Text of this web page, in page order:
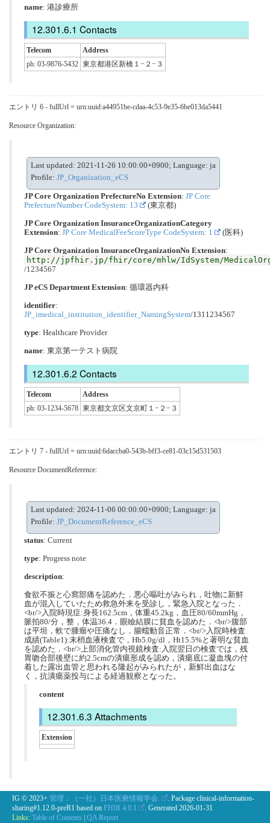
name: 港診療所
Contacts
Telecom
Address
ph: 03-9876-5432 東京都港区新橋１−２−３
エントリ 6 - fullUrl = urn:uuid:a44951be-cdaa-4c53-9e35-6be013da5441
Resource Organization:
Last updated: 2021-11-26 10:00:00+0900; Language: ja
Profile: JP_Organization_eCS
JP Core Organization PrefectureNo Extension: JP Core
PrefectureNumber CodeSystem: 13
(東京都)
JP Core Organization InsuranceOrganizationCategory
Extension: JP Core MedicalFeeScoreType CodeSystem: 1 (医科)
JP Core Organization InsuranceOrganizationNo Extension:
http://jpfhir.jp/fhir/core/mhlw/IdSystem/
/1234567
JP eCS Department Extension: 循環器内科
identifier:
JP_imedical_institution_identifier_NamingSystem/1311234567
type: Healthcare Provider
name: 東京第一テスト病院
Contacts
Telecom
Address
ph: 03-1234-5678 東京都文京区文京町１−２−３
エントリ 7 - fullUrl = urn:uuid:6daccba0-543b-bff3-ce81-03c15d531503
Resource DocumentReference:
Last updated: 2024-11-06 00:00:00+0900; Language: ja
Profile: JP_DocumentReference_eCS
status: Current
type: Progress note
description:
⾷欲不振と⼼窩部痛を認めた．悪⼼嘔吐がみられ，吐物に新鮮
⾎が混⼊していたため救急外来を受診し，緊急⼊院となった．
<br/>⼊院時現症:⾝⻑162.5cm，体重45.2kg，⾎圧80/60mmHg，
脈拍80/分，整，体温36.4．眼瞼結膜に貧⾎を認めた．<br/>腹部
は平坦，軟で腫瘤や圧痛なし．腸蠕動⾳正常．<br/>⼊院時検査
成績(Table1):末梢⾎液検査で，Hb5.0g/dl，Ht15.5%と著明な貧⾎
を認めた．<br/>上部消化管内視鏡検査:⼊院翌⽇の検査では，残
胃吻合部後壁に約2.5cmの潰瘍形成を認め，潰瘍底に凝⾎塊の付
着した露出⾎管と思われる隆起がみられたが，新鮮出⾎はな
く，抗潰瘍薬投与による経過観察となった。
content
Attachments
Extension
IG © 2023+ 管理：（一社）日本医療情報学会.
. Package clinical-information-
sharing#1.12.0-preR1 based on FHIR 4.0.1 . Generated 2026-01-31
Links: Table of Contents QA Report